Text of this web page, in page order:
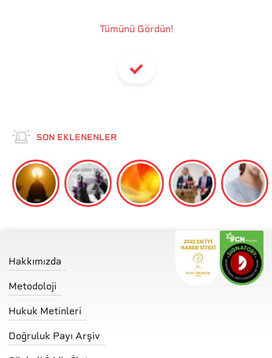
Tümünü Gördün!
SON EKLENENLER
Hakkımızda
Metodoloji
Hukuk Metinleri
Doğruluk Payı Arşiv